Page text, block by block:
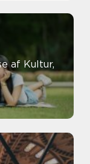
af Kultur,